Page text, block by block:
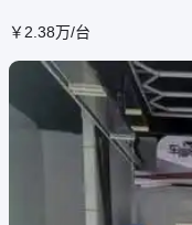
￥ 2 .38万/台